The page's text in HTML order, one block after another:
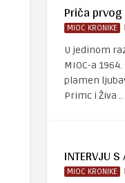
Priča
MIOC KRONIKE
U jedinom
MIOC-a
plamen
Primc i Živa ..
INTERVJU
MIOC KRONIKE